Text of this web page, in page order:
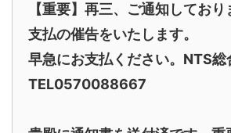
【重要】再三、ご通知してお
支払の催告をいたします。
早急にお支払ください。NTS総
TEL0570088667